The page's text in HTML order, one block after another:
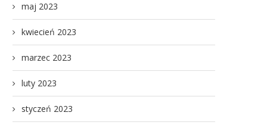
maj 2023
kwiecień 2023
marzec 2023
luty 2023
styczeń 2023